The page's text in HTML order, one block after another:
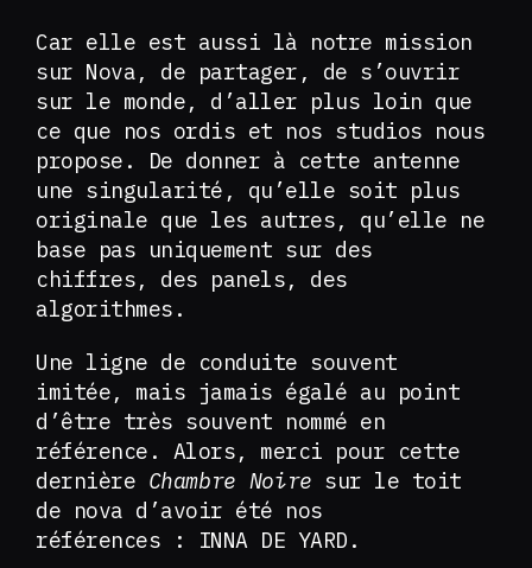
Car elle est aussi là notre mission
sur Nova, de partager, de s’ouvrir
sur le monde, d’aller plus loin que
ce que nos ordis et nos studios nous
propose. De donner à cette antenne
une singularité, qu’elle soit plus
originale que les autres, qu’elle ne
base pas uniquement sur des
chiffres, des panels, des
algorithmes.
Une ligne de conduite souvent
imitée, mais jamais égalé au point
d’être très souvent nommé en
référence. Alors, merci pour cette
dernière Chambre Noire sur le toit
de nova d’avoir été nos
références : INNA DE YARD.